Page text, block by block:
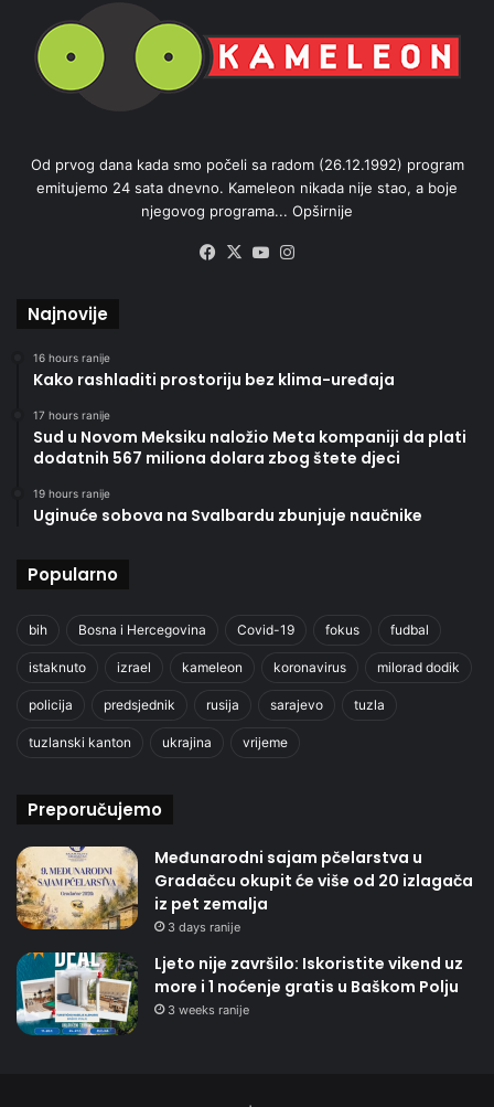
Od prvog dana kada smo počeli sa radom (26.12.1992) program
emitujemo 24 sata dnevno. Kameleon nikada nije stao, a boje
njegovog programa... Opširnije
Facebook
X YouTube
Najnovije
16 hours ranije
Kako rashladiti prostoriju bez klima-uređaja
17 hours ranije
Sud u Novom Meksiku naložio Meta kompaniji da plati
dodatnih 567 miliona dolara zbog štete djeci
19 hours ranije
Uginuće sobova na Svalbardu zbunjuje naučnike
Popularno
bih Bosna i Hercegovina Covid-19 fokus fudbal
istaknuto izrael kameleon koronavirus milorad dodik
policija predsjednik rusija sarajevo tuzla
tuzlanski kanton ukrajina vrijeme
Preporučujemo
Međunarodni sajam pčelarstva u
Gradačcu okupit će više od 20 izlagača
iz pet zemalja
3 days ranije
Ljeto nije završilo: Iskoristite vikend uz
more i 1 noćenje gratis u Baškom Polju
3 weeks ranije